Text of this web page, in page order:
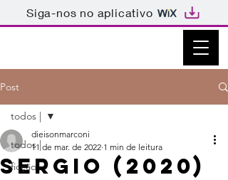
Siga-nos no aplicativo
Post
todos |
ficção
todos |
Sergio (2020)
dieisonmarconi
11 de mar. de 2022 1 min de leitura